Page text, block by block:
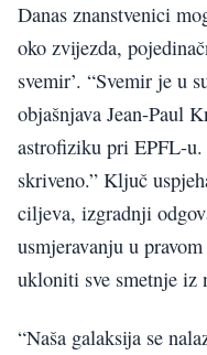
Danas znanstvenici
oko zvijezda,
svemir’. “Svemir je u
objašnjava Jean-Paul
astrofiziku pri EPFL-u.
skriveno.” Ključ
ciljeva, izgradnji
usmjeravanju u
ukloniti sve smetnje iz
“Naša galaksija se